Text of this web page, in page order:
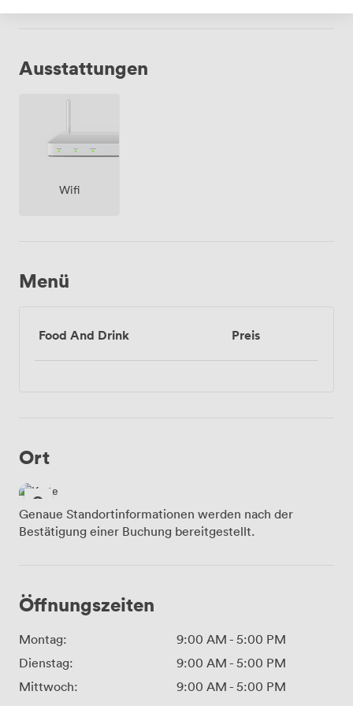
Ausstattungen
Wifi
Menü
Food And Drink Preis
Ort
Genaue Standortinformationen werden nach der
Bestätigung einer Buchung bereitgestellt.
Öffnungszeiten
Montag: 9:00 AM - 5:00 PM
Dienstag:
9:00 AM - 5:00 PM
Mittwoch:
9:00 AM - 5:00 PM